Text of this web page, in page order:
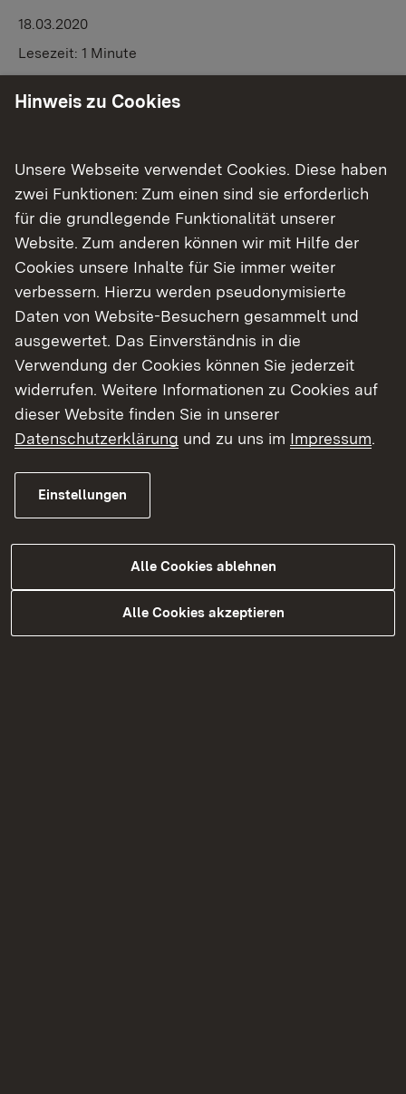
18.03.2020
Lesezeit: 1 Minute
Teilen
​Allgemeinverfügung Arbeitszeit
Zurück
Themenübersicht
Themenübersicht
Soziale Medien
Instagram
YouTube
Hinweis zu Cookies
Unsere Webseite verwendet Cookies. Diese haben
zwei Funktionen: Zum einen sind sie erforderlich
für die grundlegende Funktionalität unserer
Website. Zum anderen können wir mit Hilfe der
Cookies unsere Inhalte für Sie immer weiter
verbessern. Hierzu werden pseudonymisierte
Daten von Website-Besuchern gesammelt und
ausgewertet. Das Einverständnis in die
Verwendung der Cookies können Sie jederzeit
widerrufen. Weitere Informationen zu Cookies auf
dieser Website finden Sie in unserer
Datenschutzerklärung und zu uns im Impressum.
Einstellungen
Alle Cookies ablehnen
Alle Cookies akzeptieren